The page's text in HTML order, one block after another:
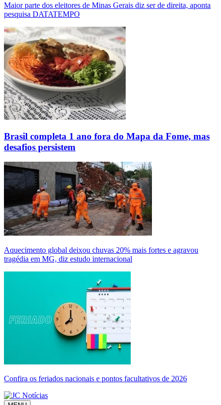
Maior parte dos eleitores de Minas Gerais diz ser de direita, aponta
pesquisa DATATEMPO
Brasil completa 1 ano fora do Mapa da Fome, mas
desafios persistem
Aquecimento global deixou chuvas 20% mais fortes e agravou
tragédia em MG, diz estudo internacional
Confira os feriados nacionais e pontos facultativos de 2026